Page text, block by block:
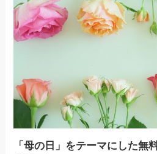
「母の日」をテーマにした無